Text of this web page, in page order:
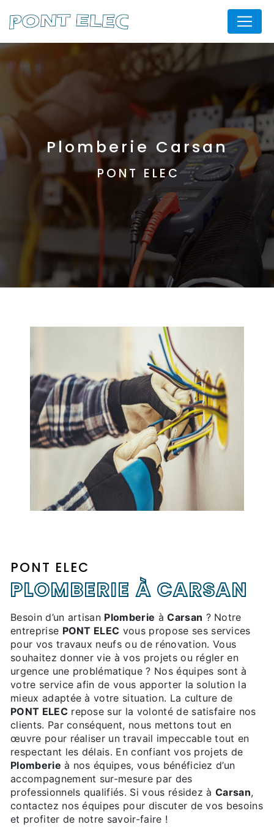
Plomberie Carsan
PONT ELEC
PONT ELEC
PLOMBERIE À CARSAN
Besoin d’un artisan Plomberie àCarsan ? Notre
entreprise PONT ELEC vous propose ses services
pour vos travaux neufs ou de rénovation. Vous
souhaitez donner vie à vos projets ou régler en
urgence une problématique ? Nos équipes sont à
votre service afin de vous apporter la solution la
mieux adaptée à votre situation. La culture de
PONT ELECrepose sur la volonté de satisfaire nos
clients. Par conséquent, nous mettons tout en
œuvre pour réaliser un travail impeccable tout en
respectant les délais. En confiant vos projets de
Plomberie à nos équipes, vous bénéficiez d’un
accompagnement sur-mesure par des
professionnels qualifiés. Si vous résidez àCarsan,
contactez nos équipes pour discuter de vos besoins
et profiter de notre savoir-faire !